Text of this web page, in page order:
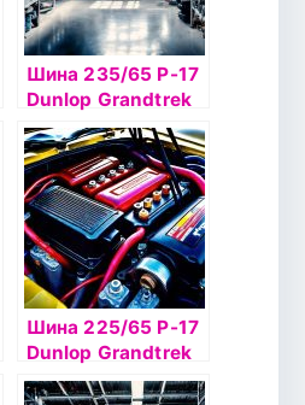
Шина 235/65 Р-17
Dunlop Grandtrek
Ice 02 108Т шип
Шина 225/65 Р-17
Dunlop Grandtrek
PT3 102V б/к